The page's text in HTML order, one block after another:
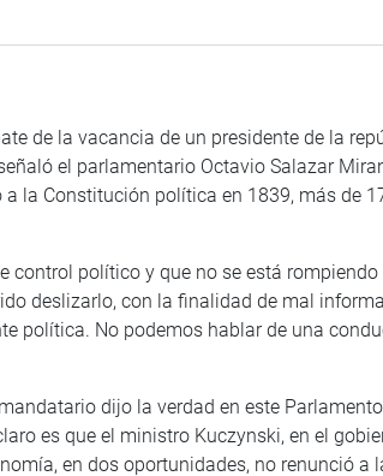
de la vacancia de un presidente de la
el parlamentario Octavio Salazar
la Constitución política en 1839, más de
control político y que no se está rompiendo
deslizarlo, con la finalidad de mal
política. No podemos hablar de una
dijo la verdad en este
es que el ministro Kuczynski, en el
en dos oportunidades, no renunció a